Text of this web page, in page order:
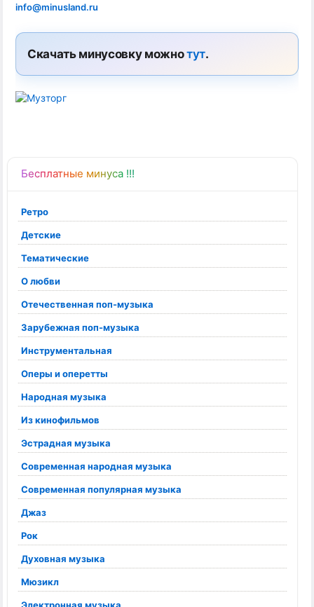
Бесплатные минуса !!!
Ретро
Детские
Тематические
О любви
Отечественная поп-музыка
Зарубежная поп-музыка
Инструментальная
Оперы и оперетты
Народная музыка
Из кинофильмов
Эстрадная музыка
Современная народная музыка
Современная популярная музыка
Джаз
Рок
Духовная музыка
Мюзикл
info@minusland.ru
Скачать минусовку можнотут.